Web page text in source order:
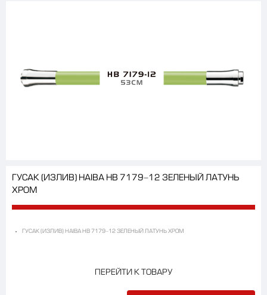
ГУСАК (ИЗЛИВ) HAIBA HB 7179-12 ЗЕЛЕНЫЙ ЛАТУНЬ
ХРОМ
ГУСАК (ИЗЛИВ) HAIBA HB 7179-12 ЗЕЛЕНЫЙ ЛАТУНЬ ХРОМ
ПЕРЕЙТИ К ТОВАРУ